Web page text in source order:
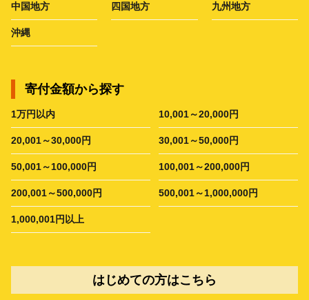
中国地方 四国地方 九州地方
沖縄
寄付金額から探す
1万円以内 10,001～20,000円
20,001～30,000円 30,001～50,000円
50,001～100,000円 100,001～200,000円
200,001～500,000円 500,001～1,000,000円
1,000,001円以上
はじめての方はこちら